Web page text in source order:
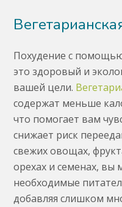
Похудение с
это здоровый и
вашей цели.
содержат меньше
что помогает вам
снижает риск
свежих овощах,
орехах и семенах, вы
необходимые
добавляя слишком